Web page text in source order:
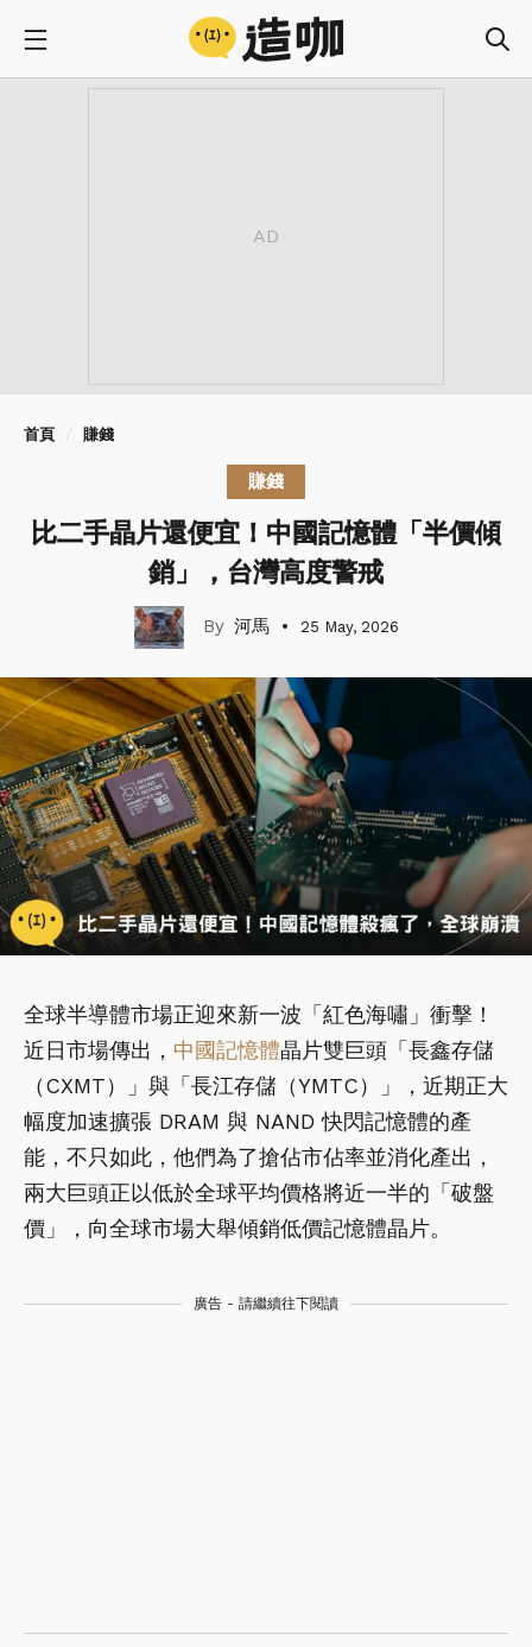
首頁 賺錢
賺錢
比二手晶片還便宜！中國記憶體「半價傾
銷」，台灣高度警戒
河馬 25 May, 2026
全球半導體市場正迎來新一波「紅色海嘯」衝擊！
近日市場傳出， 中國記憶體晶片雙巨頭「長鑫存儲
（CXMT）」與「長江存儲（YMTC）」，近期正大
幅度加速擴張 DRAM 與 NAND 快閃記憶體的產
能，不只如此，他們為了搶佔市佔率並消化產出，
兩大巨頭正以低於全球平均價格將近一半的「破盤
價」，向全球市場大舉傾銷低價記憶體晶片。
廣告 - 請繼續往下閱讀